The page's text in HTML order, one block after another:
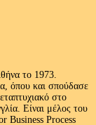
το 1973.
όπου και σπούδασε
στο
Είναι μέλος του
Business Process